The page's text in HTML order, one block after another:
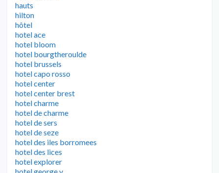
hauts
hilton
hôtel
hotel ace
hotel bloom
hotel bourgtheroulde
hotel brussels
hotel capo rosso
hotel center
hotel center brest
hotel charme
hotel de charme
hotel de sers
hotel de seze
hotel des iles borromees
hotel des lices
hotel explorer